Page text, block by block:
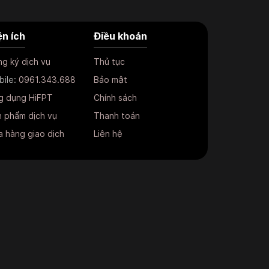
ích
ký dịch vụ
0961.343.688
dụng HiFPT
phẩm dịch vụ
hàng giao dịch
Điều khoản
Thủ tục
Bảo mật
Chính sách
Thanh toán
Liên hệ